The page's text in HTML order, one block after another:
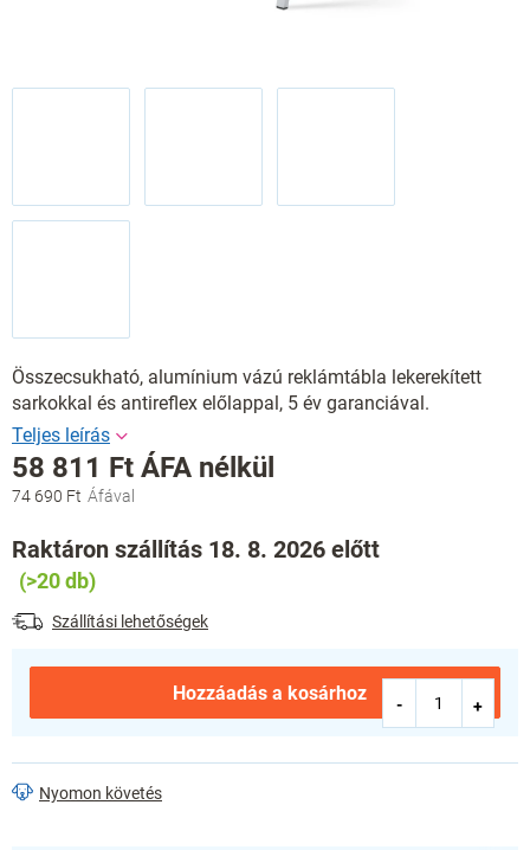
Összecsukható, alumínium vázú reklámtábla lekerekített
sarkokkal és antireflex előlappal, 5 év garanciával.
74 690 Ft
58 811 Ft ÁFA nélkül
Egységár:
Raktáron szállítás 18. 8. 2026 előtt
(>20 db)
Szállítási lehetőségek
Hozzáadás a kosárhoz
Nyomon követés